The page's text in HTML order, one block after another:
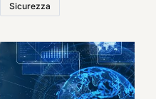
Sicurezza